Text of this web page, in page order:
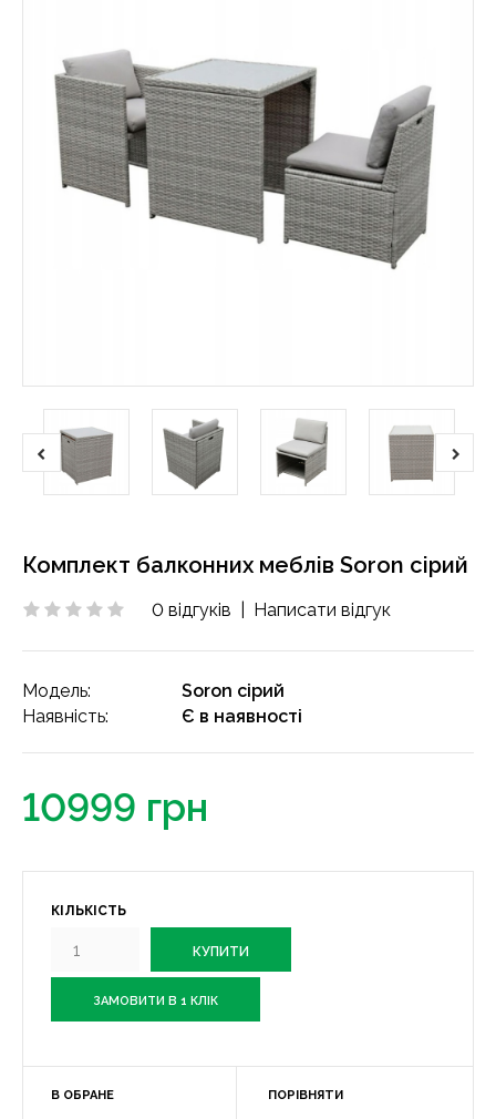
Комплект балконних меблів Soron сірий
0 відгуків Написати відгук
Модель:
Soron сірий
Наявність:
Є в наявності
10999 грн
КІЛЬКІСТЬ
ЗАМОВИТИ В 1 КЛІК
В ОБРАНЕ ПОРІВНЯТИ